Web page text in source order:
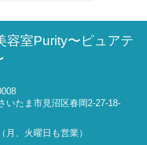
容室Purity〜ピュアテ
いたま市見沼区春岡2-27-18-
月、火曜日も営業）